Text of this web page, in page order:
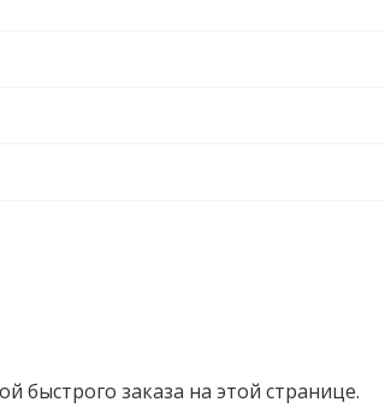
быстрого заказа на этой странице.